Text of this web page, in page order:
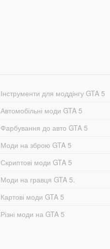
Інструменти для моддінгу GTA 5
Автомобільні моди GTA 5
Фарбування до авто GTA 5
Моди на зброю GTA 5
Скриптові моди GTA 5
Моди на гравця GTA 5.
Картові моди GTA 5
Різні моди на GTA 5